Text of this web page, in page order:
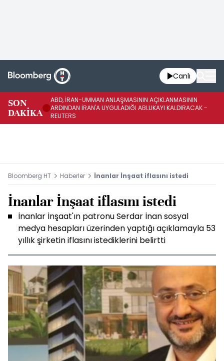
Canlı
SON
DAKİKA
ABD, İRAN-UMMAN ANLAŞMASININ AÇIKLANMASININ
ARDINDAN İRAN'A UYGULADIĞI ABLUKAYI KALDIRACAK -
REUTERS
Bloomberg HT Haberler İnanlar İnşaat iflasını istedi
İnanlar İnşaat iflasını istedi
İnanlar İnşaat'ın patronu Serdar İnan sosyal
medya hesapları üzerinden yaptığı açıklamayla 53
yıllık şirketin iflasını istediklerini belirtti